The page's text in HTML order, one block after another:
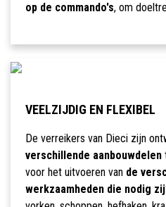
op de commando's, om
VEELZIJDIG EN FLEXIBEL
De verreikers van Dieci zijn
verschillende aanbouwdelen
voor het uitvoeren van de
werkzaamheden die nodig